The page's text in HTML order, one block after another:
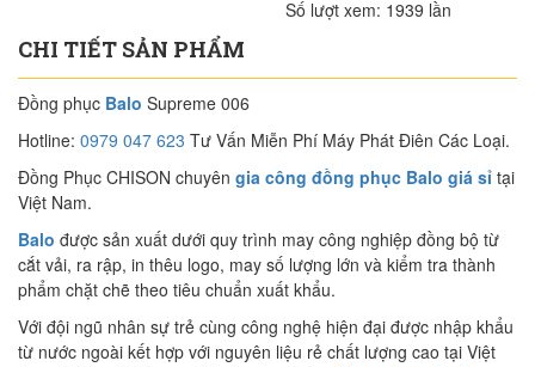
Số lượt xem: 1939 lần
CHI TIẾT SẢN PHẨM
Đồng phục Balo Supreme 006
Hotline: 0979 047 623 Tư Vấn Miễn Phí Máy Phát Điên Các Loại.
Đồng Phục CHISON chuyên gia công đồng phục Balo giá sỉ tại
Việt Nam.
Balo được sản xuất dưới quy trình may công nghiệp đồng bộ từ
cắt vải, ra rập, in thêu logo, may số lượng lớn và kiểm tra thành
phẩm chặt chẽ theo tiêu chuẩn xuất khẩu.
Với đội ngũ nhân sự trẻ cùng công nghệ hiện đại được nhập khẩu
từ nước ngoài kết hợp với nguyên liệu rẻ chất lượng cao tại Việt